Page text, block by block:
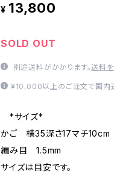
¥ 13,800
SOLD OUT
別途送料がかかります。送料
¥10,000以上のご注文で国内
*サイズ*
かご 横35深さ17マチ10cm
編み目 1.5mm
サイズは目安です。